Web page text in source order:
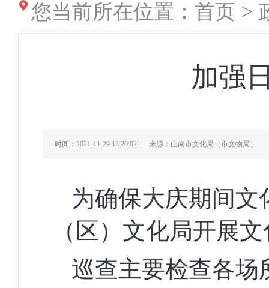
您当前所在位置： 首页 >
加强
时间：2021-11-29 13:20:02 来源：山南市文化局（市文物局）
为确保大庆期间文
（区）文化局开展
巡查主要检查各场